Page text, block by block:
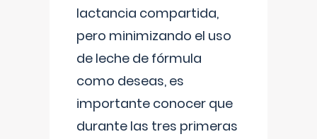
lactancia compartida,
pero minimizando el uso
de leche de fórmula
como deseas, es
importante conocer que
durante las tres primeras